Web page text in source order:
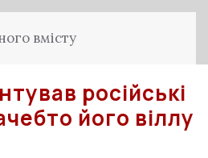
вмісту
російські
його віллу